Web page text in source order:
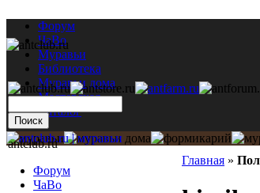
Форум
ЧаВо
Муравьи
Библиотека
Муравьи дома
Мастерская
Каталог
Главная »
antclub.ru
Форум
ЧаВо